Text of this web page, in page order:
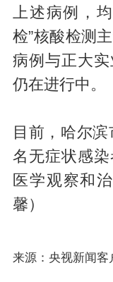
上述病例，
检”核酸检测
病例与正大实
仍在进行中。
目前，哈尔
名无症状感
医学观察和
馨）
来源：央视新闻客